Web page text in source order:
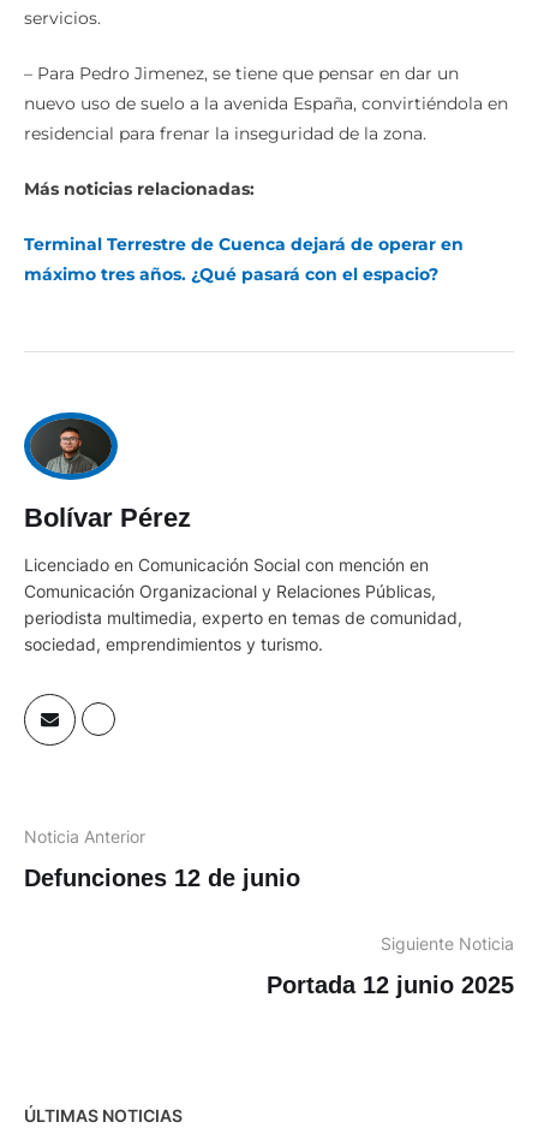
servicios.
– Para Pedro Jimenez, se tiene que pensar en dar un
nuevo uso de suelo a la avenida España, convirtiéndola en
residencial para frenar la inseguridad de la zona.
Más noticias relacionadas:
Terminal Terrestre de Cuenca dejará de operar en
máximo tres años. ¿Qué pasará con el espacio?
Bolívar Pérez
Licenciado en Comunicación Social con mención en
Comunicación Organizacional y Relaciones Públicas,
periodista multimedia, experto en temas de comunidad,
sociedad, emprendimientos y turismo.
Noticia Anterior
Defunciones 12 de junio
Siguiente Noticia
Portada 12 junio 2025
ÚLTIMAS NOTICIAS